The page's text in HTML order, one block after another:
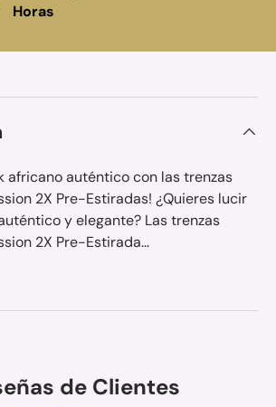
Horas
africano auténtico con las trenzas
2X Pre-Estiradas! ¿Quieres lucir
y elegante? Las trenzas
2X Pre-Estirada...
de Clientes